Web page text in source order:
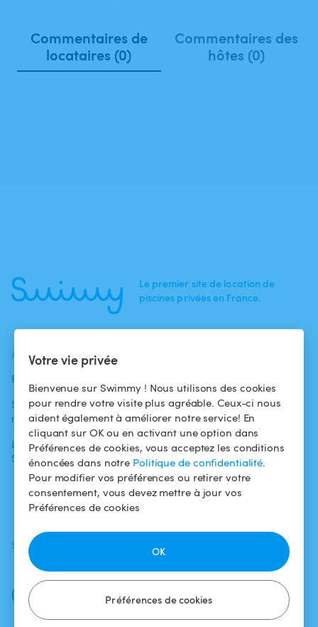
Votre vie privée
Bienvenue sur Swimmy ! Nous utilisons des cookies
pour rendre votre visite plus agréable. Ceux-ci nous
aident également à améliorer notre service! En
cliquant sur OK ou en activant une option dans
Préférences de cookies, vous acceptez les conditions
énoncées dans notre Politique de confidentialité.
Pour modifier vos préférences ou retirer votre
consentement, vous devez mettre à jour vos
Préférences de cookies
Préférences de cookies
OK
Commentaires de
locataires (0)
Commentaires des
hôtes (0)
Le premier site de location de
piscines privées en France.
ACTUALITÉS
Blog
Swimmy dans les
médias
L'aventure
Swimmy
baigneurs
Pour les
propriétaires
Louer ma piscine
Comment ça
marche ?
Conditions
d'utilisation
Politique de
confidentialité
Mentions légales
SUIVEZ-NOUS
Facebook
Instagram